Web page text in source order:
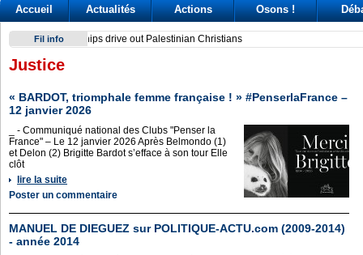
Accueil Actualités Actions Osons !
Fil info Sindicato italiano lleva a Cuba su solidaridad en centenario
Justice
« BARDOT, triomphale femme française ! » #PenserlaFrance –
12 janvier 2026
_ - Communiqué national des Clubs "Penser la
France" – Le 12 janvier 2026 Après Belmondo (1)
et Delon (2) Brigitte Bardot s’efface à son tour Elle
clôt
lire la suite
Poster un commentaire
MANUEL DE DIEGUEZ sur POLITIQUE-ACTU.com (2009-2014)
- année 2014